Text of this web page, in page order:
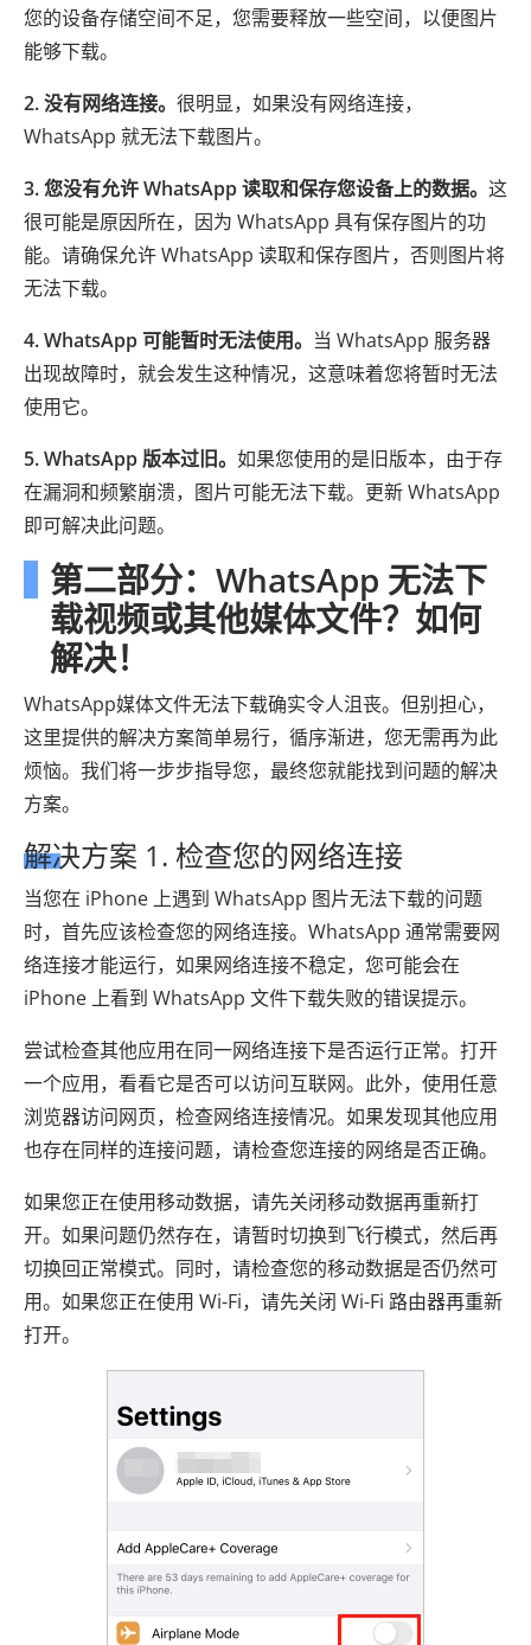
您的设备存储空间不足，您需要释放一些空间，以便图片
能够下载。
2. 没有网络连接。 很明显，如果没有网络连接，
WhatsApp 就无法下载图片。
3. 您没有允许 WhatsApp 读取和保存您设备上的数据。 这
很可能是原因所在，因为 WhatsApp 具有保存图片的功
能。请确保允许 WhatsApp 读取和保存图片，否则图片将
无法下载。
4. WhatsApp 可能暂时无法使用。 当 WhatsApp 服务器
出现故障时，就会发生这种情况，这意味着您将暂时无法
使用它。
5. WhatsApp 版本过旧。 如果您使用的是旧版本，由于存
在漏洞和频繁崩溃，图片可能无法下载。更新 WhatsApp
即可解决此问题。
第二部分：WhatsApp 无法下
载视频或其他媒体文件？如何
解决！
WhatsApp媒体文件无法下载确实令人沮丧。但别担心，
这里提供的解决方案简单易行，循序渐进，您无需再为此
烦恼。我们将一步步指导您，最终您就能找到问题的解决
方案。
解决方案 1. 检查您的网络连接
当您在 iPhone 上遇到 WhatsApp 图片无法下载的问题
时，首先应该检查您的网络连接。WhatsApp 通常需要网
络连接才能运行，如果网络连接不稳定，您可能会在
iPhone 上看到 WhatsApp 文件下载失败的错误提示。
尝试检查其他应用在同一网络连接下是否运行正常。打开
一个应用，看看它是否可以访问互联网。此外，使用任意
浏览器访问网页，检查网络连接情况。如果发现其他应用
也存在同样的连接问题，请检查您连接的网络是否正确。
如果您正在使用移动数据，请先关闭移动数据再重新打
开。如果问题仍然存在，请暂时切换到飞行模式，然后再
切换回正常模式。同时，请检查您的移动数据是否仍然可
用。如果您正在使用 Wi-Fi，请先关闭 Wi-Fi 路由器再重新
打开。